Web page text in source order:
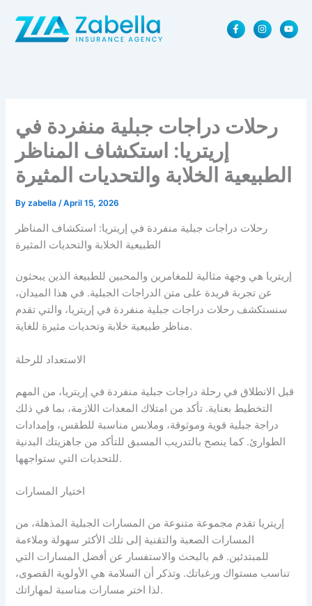
content
F
a
c
I
n
s
Y
o
u
رحلات دراجات جبلية منفردة في
إريتريا: استكشاف المناظر
الطبيعية الخلابة والتحديات المثيرة
Byzabella/April 15, 2026
رحلات دراجات جبلية منفردة في إريتريا: استكشاف المناظر
الطبيعية الخلابة والتحديات المثيرة
إريتريا هي وجهة مثالية للمغامرين والمحبين للطبيعة الذين يبحثون
عن تجربة فريدة على متن الدراجات الجبلية. في هذا الميدان،
سنستكشف رحلات دراجات جبلية منفردة في إريتريا، والتي تقدم
مناظر طبيعية خلابة وتحديات مثيرة للغاية.
الاستعداد للرحلة
قبل الانطلاق في رحلة دراجات جبلية منفردة في إريتريا، من المهم
التخطيط بعناية. تأكد من امتلاك المعدات اللازمة، بما في ذلك
دراجة جبلية قوية وموثوقة، وملابس مناسبة للطقس، وإمدادات
الطوارئ. كما ينصح بالتدريب المسبق للتأكد من جاهزيتك البدنية
للتحديات التي ستواجهها.
اختيار المسارات
إريتريا تقدم مجموعة متنوعة من المسارات الجبلية المذهلة، من
المسارات الصعبة والتقنية إلى تلك الأكثر سهولة وملاءمة
للمبتدئين. قم بالبحث والاستفسار عن أفضل المسارات التي
تناسب مستواك ورغباتك. وتذكر أن السلامة هي الأولوية القصوى،
لذا اختر مسارات مناسبة لمهاراتك.